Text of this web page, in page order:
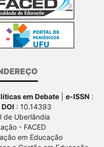
em Debate| e-ISSN:
: 10.14393
de Uberlândia
- FACED
em Educação